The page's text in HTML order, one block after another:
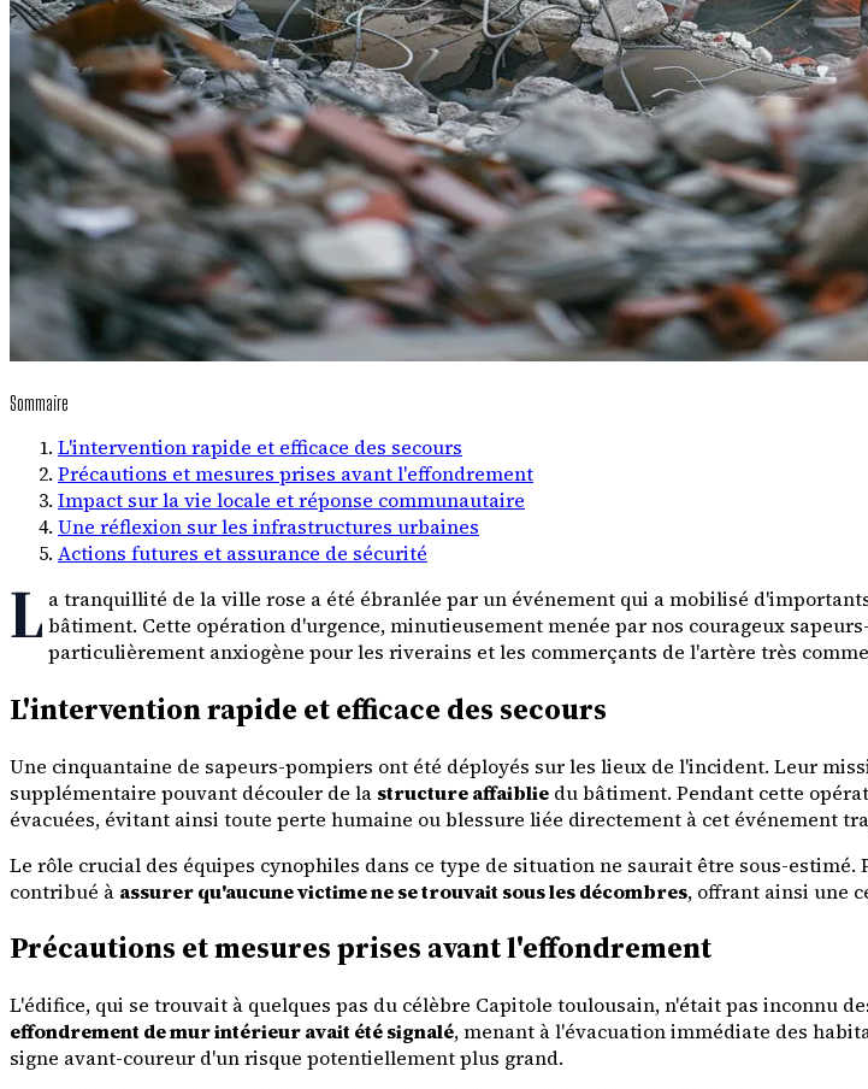
Sommaire
L'intervention rapide et efficace des secours
Précautions et mesures prises avant l'effondrement
Impact sur la vie locale et réponse communautaire
Une réflexion sur les infrastructures urbaines
Actions futures et assurance de sécurité
L a tranquillité de la ville rose a été ébranlée par un événement qui a mobilisé
bâtiment. Cette opération d'urgence, minutieusement menée par nos courageux
particulièrement anxiogène pour les riverains et les commerçants de l'artère très
L'intervention rapide et efficace des secours
Une cinquantaine de sapeurs-pompiers ont été déployés sur les lieux de l'incident. Leur
supplémentaire pouvant découler de la structure affaiblie du bâtiment. Pendant cette
évacuées, évitant ainsi toute perte humaine ou blessure liée directement à cet événement
Le rôle crucial des équipes cynophiles dans ce type de situation ne saurait être sous-
contribué à assurer qu'aucune victime ne se trouvait sous les décombres, offrant ainsi une
Précautions et mesures prises avant l'effondrement
L'édifice, qui se trouvait à quelques pas du célèbre Capitole toulousain, n'était pas inconnu
effondrement de mur intérieur avait été signalé, menant à l'évacuation immédiate des
signe avant-coureur d'un risque potentiellement plus grand.